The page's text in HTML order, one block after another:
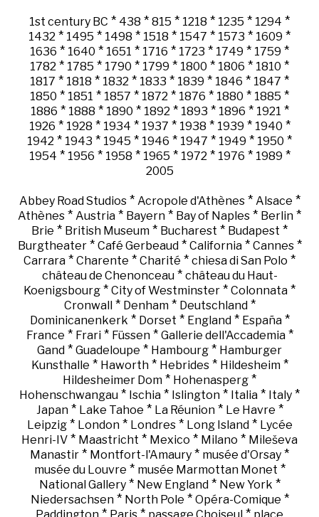
1st century BC * 438 * 815 * 1218 * 1235 * 1294 *
1432 * 1495 * 1498 * 1518 * 1547 * 1573 * 1609 *
1636 * 1640 * 1651 * 1716 * 1723 * 1749 * 1759 *
1782 * 1785 * 1790 * 1799 * 1800 * 1806 * 1810 *
1817 * 1818 * 1832 * 1833 * 1839 * 1846 * 1847 *
1850 * 1851 * 1857 * 1872 * 1876 * 1880 * 1885 *
1886 * 1888 * 1890 * 1892 * 1893 * 1896 * 1921 *
1926 * 1928 * 1934 * 1937 * 1938 * 1939 * 1940 *
1942 * 1943 * 1945 * 1946 * 1947 * 1949 * 1950 *
1954 * 1956 * 1958 * 1965 * 1972 * 1976 * 1989 *
2005
Abbey Road Studios* Acropole d'Athènes* Alsace *
Athènes * Austria * Bayern * Bay of Naples * Berlin *
Brie * British Museum * Bucharest * Budapest *
Burgtheater* Café Gerbeaud* California* Cannes*
Carrara * Charente * Charité * chiesa di San Polo *
château de Chenonceau* château du Haut-
Koenigsbourg * City of Westminster * Colonnata *
Cronwall * Denham* Deutschland*
Dominicanenkerk * Dorset * England* España*
France * Frari* Füssen* Gallerie dell'Accademia*
Gand * Guadeloupe * Hambourg * Hamburger
Kunsthalle * Haworth* Hebrides* Hildesheim*
Hildesheimer Dom * Hohenasperg *
Hohenschwangau * Ischia * Islington * Italia * Italy *
Japan* Lake Tahoe * La Réunion* Le Havre *
Leipzig* London* Londres* Long Island* Lycée
Henri-IV * Maastricht * Mexico * Milano * Mileševa
Manastir * Montfort-l'Amaury * musée d'Orsay *
musée du Louvre * musée Marmottan Monet *
National Gallery* New England* New York *
Niedersachsen* North Pole * Opéra-Comique *